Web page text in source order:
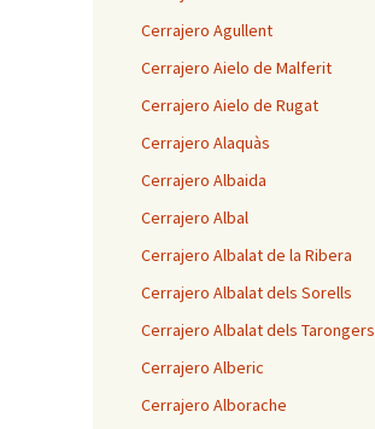
Cerrajero Agullent
Cerrajero Aielo de Malferit
Cerrajero Aielo de Rugat
Cerrajero Alaquàs
Cerrajero Albaida
Cerrajero Albal
Cerrajero Albalat de la Ribera
Cerrajero Albalat dels Sorells
Cerrajero Albalat dels Tarongers
Cerrajero Alberic
Cerrajero Alborache